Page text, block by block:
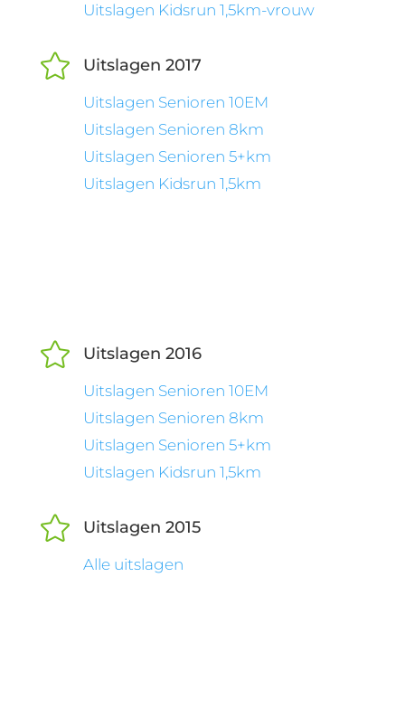
Uitslagen Kidsrun 1,5km-vrouw
 Uitslagen 2017
Uitslagen Senioren 10EM
Uitslagen Senioren 8km
Uitslagen Senioren 5+km
Uitslagen Kidsrun 1,5km
 Uitslagen 2016
Uitslagen Senioren 10EM
Uitslagen Senioren 8km
Uitslagen Senioren 5+km
Uitslagen Kidsrun 1,5km
 Uitslagen 2015
Alle uitslagen